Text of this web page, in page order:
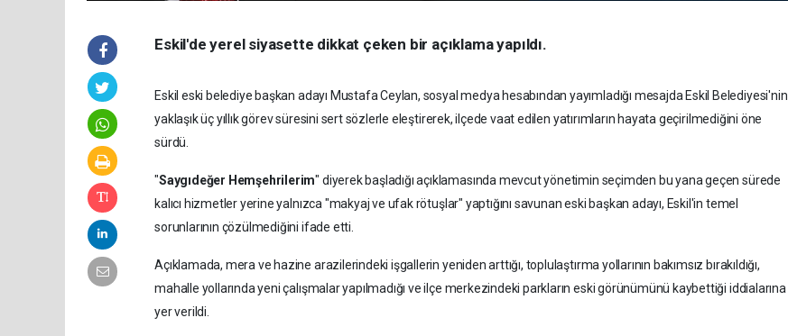
Eskil'de yerel siyasette dikkat çeken bir açıklama yapıldı.
Eskil eski belediye başkan adayı Mustafa Ceylan, sosyal medya hesabından yayımladığı mesajda Eskil Belediyesi'nin
yaklaşık üç yıllık görev süresini sert sözlerle eleştirerek, ilçede vaat edilen yatırımların hayata geçirilmediğini öne
sürdü.
"Saygıdeğer Hemşehrilerim" diyerek başladığı açıklamasında mevcut yönetimin seçimden bu yana geçen sürede
kalıcı hizmetler yerine yalnızca "makyaj ve ufak rötuşlar" yaptığını savunan eski başkan adayı, Eskil'in temel
sorunlarının çözülmediğini ifade etti.
Açıklamada, mera ve hazine arazilerindeki işgallerin yeniden arttığı, toplulaştırma yollarının bakımsız bırakıldığı,
mahalle yollarında yeni çalışmalar yapılmadığı ve ilçe merkezindeki parkların eski görünümünü kaybettiği iddialarına
yer verildi.